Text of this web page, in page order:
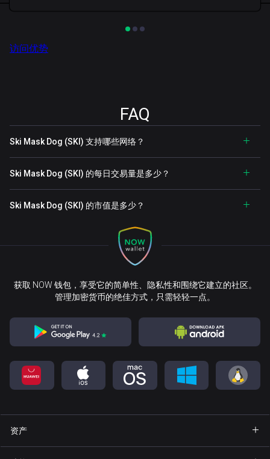
访问优势
FAQ
Ski Mask Dog (SKI) 支持哪些网络？
Ski Mask Dog (SKI) 的每日交易量是多少？
Ski Mask Dog (SKI) 的市值是多少？
获取 NOW 钱包，享受它的简单性、隐私性和围绕它建立的社区。
管理加密货币的绝佳方式，只需轻轻一点。
资产